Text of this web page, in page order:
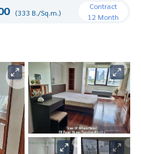
(333 B./Sq.m.)
Contract
12 Month